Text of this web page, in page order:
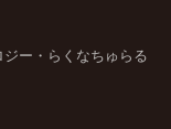
ー・らくなちゅらる